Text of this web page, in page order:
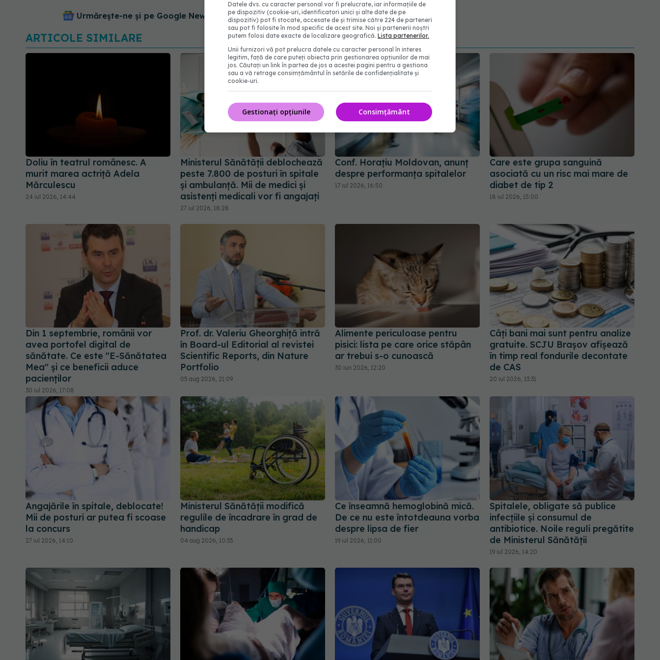
Urmărește-ne și pe Google News - abonează‑te!
ARTICOLE SIMILARE
Doliu în teatrul românesc. A
murit marea actriță Adela
Mărculescu
24 iul 2026, 14:44
Ministerul Sănătății deblochează
peste 7.800 de posturi în spitale
și ambulanță. Mii de medici și
asistenți medicali vor fi angajați
27 iul 2026, 18:28
Conf. Horațiu Moldovan, anunț
despre performanța spitalelor
17 iul 2026, 16:50
Care este grupa sanguină
asociată cu un risc mai mare de
diabet de tip 2
18 iul 2026, 15:00
Din 1 septembrie, românii vor
avea portofel digital de
sănătate. Ce este "E-Sănătatea
Mea" și ce beneficii aduce
pacienților
30 iul 2026, 17:08
Prof. dr. Valeriu Gheorghiță intră
în Board-ul Editorial al revistei
Scientific Reports, din Nature
Portfolio
05 aug 2026, 21:09
Alimente periculoase pentru
pisici: lista pe care orice stăpân
ar trebui s-o cunoască
30 iun 2026, 12:20
Câți bani mai sunt pentru analize
gratuite. SCJU Brașov afișează
în timp real fondurile decontate
de CAS
20 iul 2026, 13:31
Angajările în spitale, deblocate!
Mii de posturi ar putea fi scoase
la concurs
27 iul 2026, 14:10
Ministerul Sănătății modifică
regulile de încadrare în grad de
handicap
04 aug 2026, 10:33
Ce înseamnă hemoglobină mică.
De ce nu este întotdeauna vorba
despre lipsa de fier
19 iul 2026, 11:00
Spitalele, obligate să publice
infecțiile și consumul de
antibiotice. Noile reguli pregătite
de Ministerul Sănătății
19 iul 2026, 14:20
Datele dvs. cu caracter personal vor fi prelucrate, iar informațiile de
pe dispozitiv (cookie-uri, identificatori unici și alte date de pe
dispozitiv) pot fi stocate, accesate de și trimise către 224 de parteneri
sau pot fi folosite în mod specific de acest site. Noi și partenerii noștri
putem folosi date exacte de localizare geografică. Lista partenerilor.
Unii furnizori vă pot prelucra datele cu caracter personal în interes
legitim, față de care puteți obiecta prin gestionarea opțiunilor de mai
jos. Căutați un link în partea de jos a acestei pagini pentru a gestiona
sau a vă retrage consimțământul în setările de confidențialitate și
cookie-uri.
Consimțământ
Gestionați opțiunile